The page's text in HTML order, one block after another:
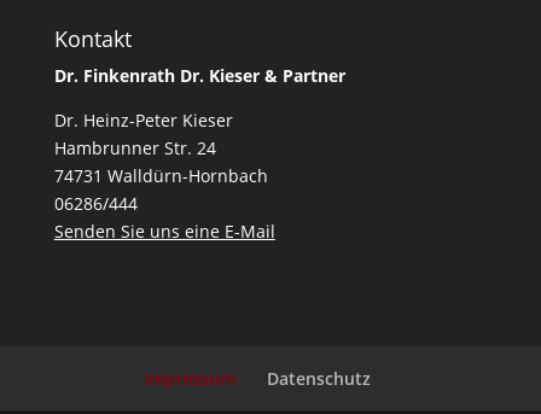
Kontakt
Dr. Finkenrath Dr. Kieser & Partner
Dr. Heinz-Peter Kieser
Hambrunner Str. 24
74731 Walldürn-Hornbach
06286/444
Senden Sie uns eine E-Mail
Impressum Datenschutz